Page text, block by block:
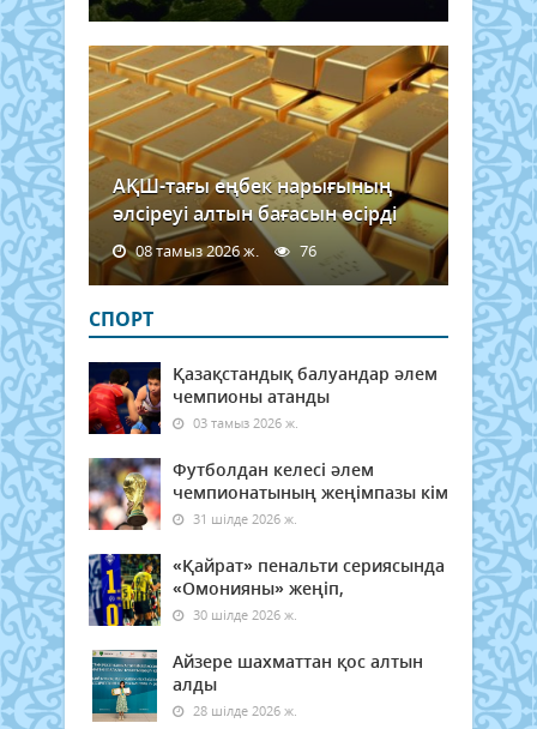
АҚШ-тағы еңбек нарығының
әлсіреуі алтын бағасын өсірді
08 тамыз 2026 ж. 76
СПОРТ
Қазақстандық балуандар әлем
чемпионы атанды
03 тамыз 2026 ж.
Футболдан келесі әлем
чемпионатының жеңімпазы кім
31 шілде 2026 ж.
«Қайрат» пенальти сериясында
«Омонияны» жеңіп,
30 шілде 2026 ж.
Айзере шахматтан қос алтын
алды
28 шілде 2026 ж.